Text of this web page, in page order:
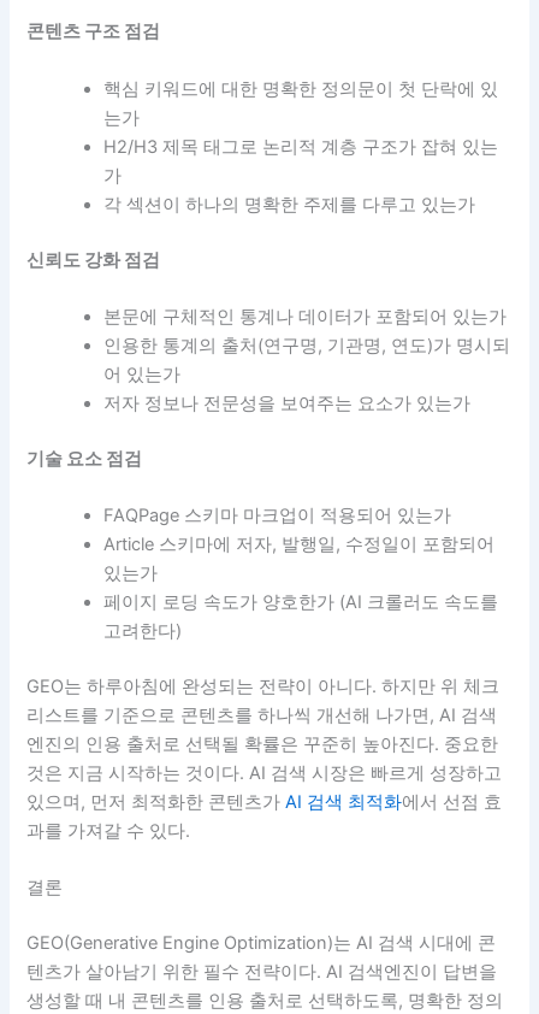
콘텐츠 구조 점검
핵심 키워드에 대한 명확한 정의문이 첫 단락에 있
는가
H2/H3 제목 태그로 논리적 계층 구조가 잡혀 있는
가
각 섹션이 하나의 명확한 주제를 다루고 있는가
신뢰도 강화 점검
본문에 구체적인 통계나 데이터가 포함되어 있는가
인용한 통계의 출처(연구명, 기관명, 연도)가 명시되
어 있는가
저자 정보나 전문성을 보여주는 요소가 있는가
기술 요소 점검
FAQPage 스키마 마크업이 적용되어 있는가
Article 스키마에 저자, 발행일, 수정일이 포함되어
있는가
페이지 로딩 속도가 양호한가 (AI 크롤러도 속도를
고려한다)
GEO는 하루아침에 완성되는 전략이 아니다. 하지만 위 체크
리스트를 기준으로 콘텐츠를 하나씩 개선해 나가면, AI 검색
엔진의 인용 출처로 선택될 확률은 꾸준히 높아진다. 중요한
것은 지금 시작하는 것이다. AI 검색 시장은 빠르게 성장하고
있으며, 먼저 최적화한 콘텐츠가AI 검색 최적화에서 선점 효
과를 가져갈 수 있다.
결론
GEO(Generative Engine Optimization)는 AI 검색 시대에 콘
텐츠가 살아남기 위한 필수 전략이다. AI 검색엔진이 답변을
생성할 때 내 콘텐츠를 인용 출처로 선택하도록, 명확한 정의